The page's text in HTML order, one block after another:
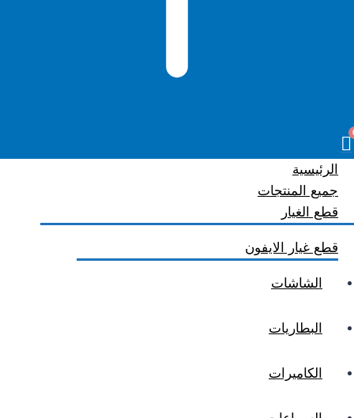
الرئيسية
جميع المنتجات
قطع الغيار
قطع غيار الايفون
الشاشات
البطاريات
الكاميرات